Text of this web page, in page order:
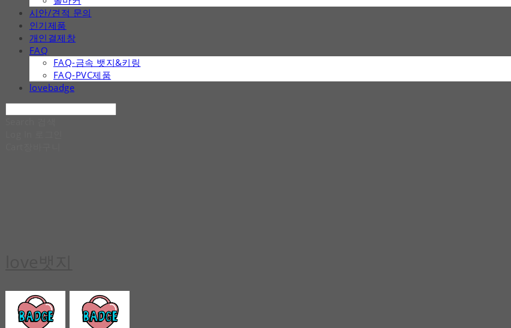
시안/견적 문의
인기제품
개인결제창
FAQ
FAQ-금속 뱃지&키링
FAQ-PVC제품
lovebadge